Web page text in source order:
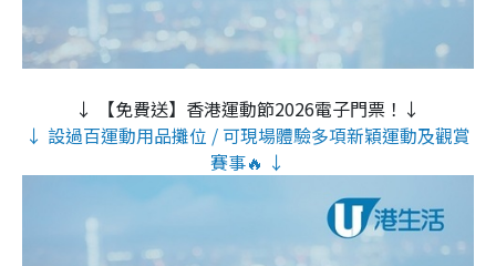
↓ 【免費送】香港運動節2026電子門票！↓
↓ 設過百運動用品攤位 / 可現場體驗多項新穎運動及觀賞
賽事🔥 ↓